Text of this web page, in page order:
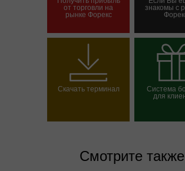
от торговли на
рынке Форекс
знакомы с
Открыть
Скачать терминал Система
для
Смотрите также